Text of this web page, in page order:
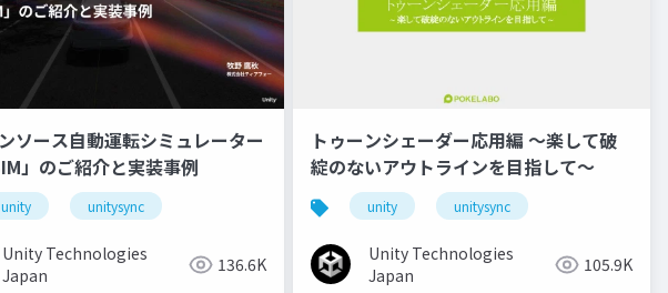
ソース自動運転シミュレーター
」のご紹介と実装事例
unity unitysync
Unity Technologies
Japan
136.6K
トゥーンシェーダー応用編 ～楽して破
綻のないアウトラインを目指して～
unity unitysync
Unity Technologies
Japan
105.9K